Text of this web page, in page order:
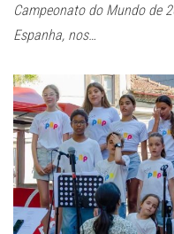
Campeonato do Mundo de
Espanha, nos…